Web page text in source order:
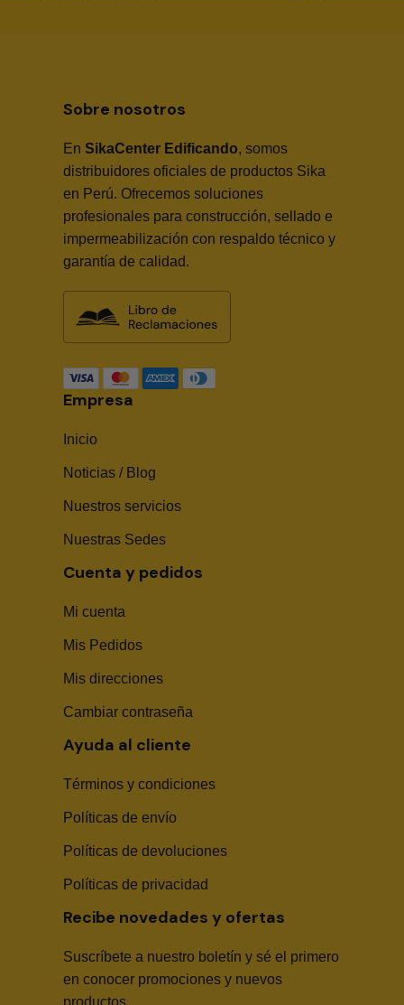
Sobre nosotros
En SikaCenter Edificando, somos
distribuidores oficiales de productos Sika
en Perú. Ofrecemos soluciones
profesionales para construcción, sellado e
impermeabilización con respaldo técnico y
garantía de calidad.
Empresa
Inicio
Noticias / Blog
Nuestros servicios
Nuestras Sedes
Cuenta y pedidos
Mi cuenta
Mis Pedidos
Mis direcciones
Cambiar contraseña
Ayuda al cliente
Términos y condiciones
Políticas de envío
Políticas de devoluciones
Políticas de privacidad
Recibe novedades y ofertas
Suscríbete a nuestro boletín y sé el primero
en conocer promociones y nuevos
Sika Center AI
🤖